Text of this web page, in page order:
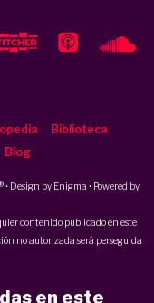
Biblioteca
Blog
• Design by Enigma • Powered by
contenido publicado en este
no autorizada será perseguida
en este